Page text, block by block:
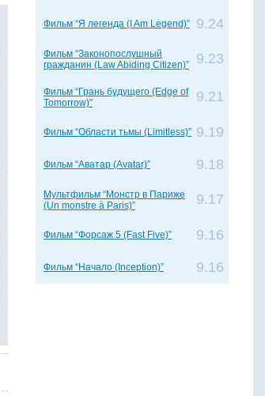
Фильм “Я легенда (I Am Legend)” 9.24
Фильм “Законопослушный
гражданин (Law Abiding Citizen)”
9.23
Фильм “Грань будущего (Edge of
Tomorrow)”
9.21
Фильм “Области тьмы (Limitless)” 9.19
Фильм “Аватар (Avatar)” 9.18
Мультфильм “Монстр в Париже
(Un monstre à Paris)”
9.17
Фильм “Форсаж 5 (Fast Five)” 9.16
Фильм “Начало (Inception)” 9.16